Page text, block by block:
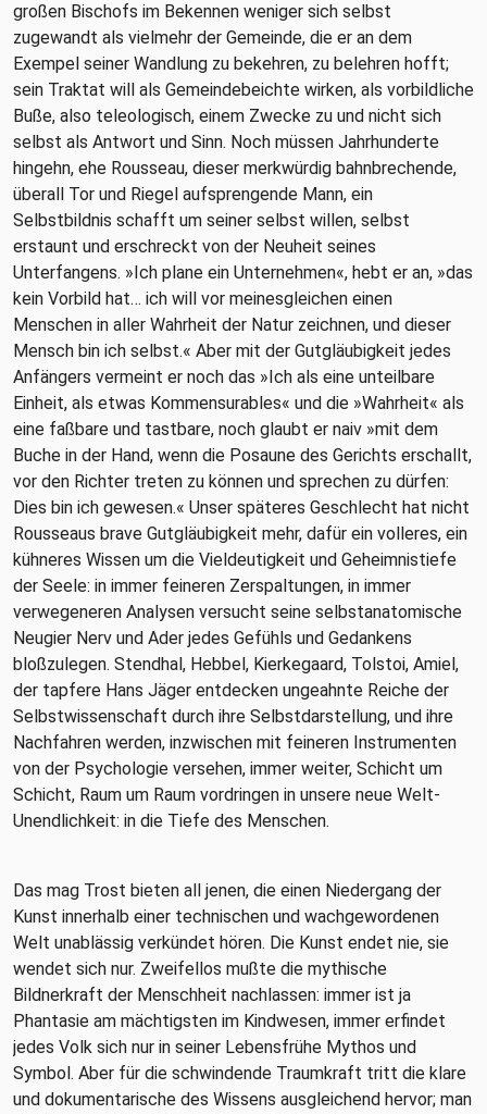
großen Bischofs im Bekennen weniger sich selbst
zugewandt als vielmehr der Gemeinde, die er an dem
Exempel seiner Wandlung zu bekehren, zu belehren hofft;
sein Traktat will als Gemeindebeichte wirken, als vorbildliche
Buße, also teleologisch, einem Zwecke zu und nicht sich
selbst als Antwort und Sinn. Noch müssen Jahrhunderte
hingehn, ehe Rousseau, dieser merkwürdig bahnbrechende,
überall Tor und Riegel aufsprengende Mann, ein
Selbstbildnis schafft um seiner selbst willen, selbst
erstaunt und erschreckt von der Neuheit seines
Unterfangens. »Ich plane ein Unternehmen«, hebt er an, »das
kein Vorbild hat… ich will vor meinesgleichen einen
Menschen in aller Wahrheit der Natur zeichnen, und dieser
Mensch bin ich selbst.« Aber mit der Gutgläubigkeit jedes
Anfängers vermeint er noch das »Ich als eine unteilbare
Einheit, als etwas Kommensurables« und die »Wahrheit« als
eine faßbare und tastbare, noch glaubt er naiv »mit dem
Buche in der Hand, wenn die Posaune des Gerichts erschallt,
vor den Richter treten zu können und sprechen zu dürfen:
Dies bin ich gewesen.« Unser späteres Geschlecht hat nicht
Rousseaus brave Gutgläubigkeit mehr, dafür ein volleres, ein
kühneres Wissen um die Vieldeutigkeit und Geheimnistiefe
der Seele: in immer feineren Zerspaltungen, in immer
verwegeneren Analysen versucht seine selbstanatomische
Neugier Nerv und Ader jedes Gefühls und Gedankens
bloßzulegen. Stendhal, Hebbel, Kierkegaard, Tolstoi, Amiel,
der tapfere Hans Jäger entdecken ungeahnte Reiche der
Selbstwissenschaft durch ihre Selbstdarstellung, und ihre
Nachfahren werden, inzwischen mit feineren Instrumenten
von der Psychologie versehen, immer weiter, Schicht um
Schicht, Raum um Raum vordringen in unsere neue Welt-
Unendlichkeit: in die Tiefe des Menschen.
Das mag Trost bieten all jenen, die einen Niedergang der
Kunst innerhalb einer technischen und wachgewordenen
Welt unablässig verkündet hören. Die Kunst endet nie, sie
wendet sich nur. Zweifellos mußte die mythische
Bildnerkraft der Menschheit nachlassen: immer ist ja
Phantasie am mächtigsten im Kindwesen, immer erfindet
jedes Volk sich nur in seiner Lebensfrühe Mythos und
Symbol. Aber für die schwindende Traumkraft tritt die klare
und dokumentarische des Wissens ausgleichend hervor; man